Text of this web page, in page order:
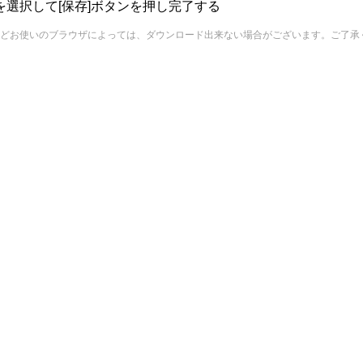
選択して[保存]ボタンを押し完了する
お使いのブラウザによっては、ダウンロード出来ない場合がございます。ご了承